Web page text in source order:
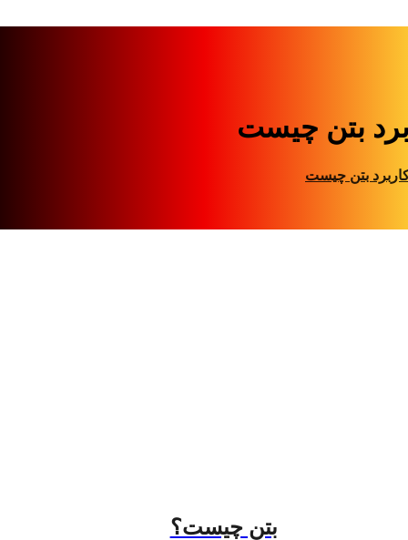
بتن چیست
بتن چیست
بتن چیست؟